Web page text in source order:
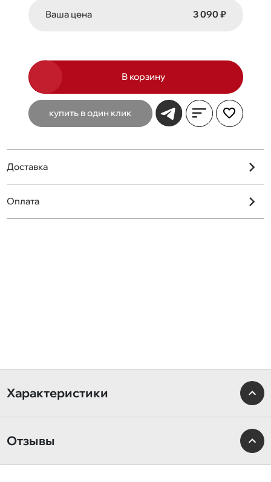
Ваша цена 3 090 ₽
В корзину
купить в один клик
Доставка
Оплата
Характеристики
Отзывы